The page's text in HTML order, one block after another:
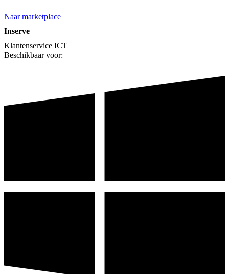
Naar marketplace
Inserve
Klantenservice ICT
Beschikbaar voor: